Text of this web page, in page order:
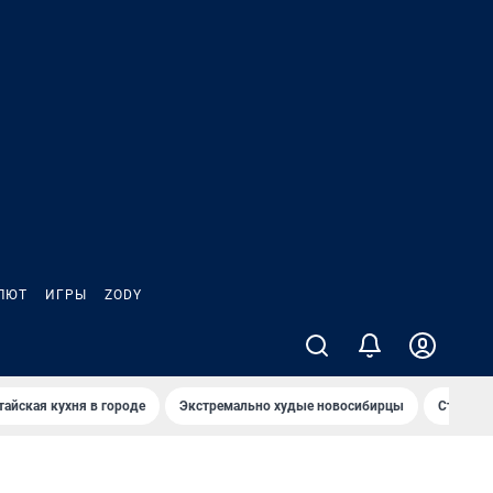
ИГРЫ ZODY
кухня в городе Экстремально худые новосибирцы Старт